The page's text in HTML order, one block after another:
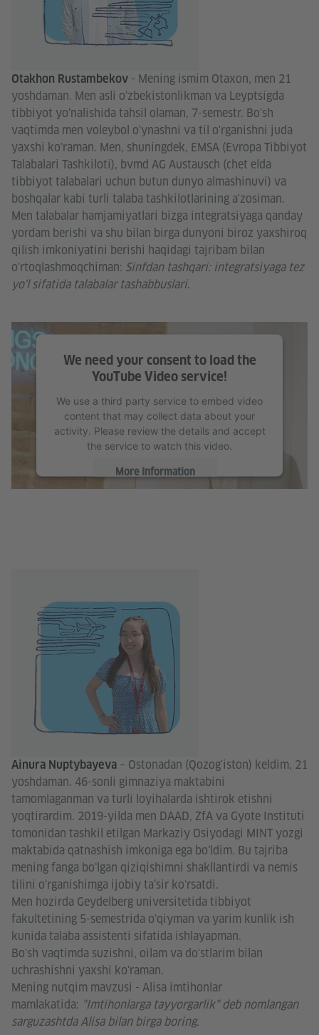
Otakhon Rustambekov - Mening ismim Otaxon, men 21
yoshdaman. Men asli o‘zbekistonlikman va Leyptsigda
tibbiyot yo‘nalishida tahsil olaman, 7-semestr. Bo'sh
vaqtimda men voleybol o'ynashni va til o'rganishni juda
yaxshi ko'raman. Men, shuningdek, EMSA (Evropa Tibbiyot
Talabalari Tashkiloti), bvmd AG Austausch (chet elda
tibbiyot talabalari uchun butun dunyo almashinuvi) va
boshqalar kabi turli talaba tashkilotlarining a'zosiman.
Men talabalar hamjamiyatlari bizga integratsiyaga qanday
yordam berishi va shu bilan birga dunyoni biroz yaxshiroq
qilish imkoniyatini berishi haqidagi tajribam bilan
o'rtoqlashmoqchiman: Sinfdan tashqari: integratsiyaga tez
yo'l sifatida talabalar tashabbuslari.
We need your consent to load the
YouTube Video service!
We use a third party service to embed video
content that may collect data about your
activity. Please review the details and accept
the service to watch this video.
More Information
Ainura Nuptybayeva – Ostonadan (Qozog'iston) keldim, 21
yoshdaman. 46-sonli gimnaziya maktabini
tamomlaganman va turli loyihalarda ishtirok etishni
yoqtirardim. 2019-yilda men DAAD, ZfA va Gyote Instituti
tomonidan tashkil etilgan Markaziy Osiyodagi MINT yozgi
maktabida qatnashish imkoniga ega bo‘ldim. Bu tajriba
mening fanga bo‘lgan qiziqishimni shakllantirdi va nemis
tilini o‘rganishimga ijobiy ta’sir ko‘rsatdi.
Men hozirda Geydelberg universitetida tibbiyot
fakultetining 5-semestrida o'qiyman va yarim kunlik ish
kunida talaba assistenti sifatida ishlayapman.
Bo'sh vaqtimda suzishni, oilam va do'stlarim bilan
uchrashishni yaxshi ko'raman.
Mening nutqim mavzusi - Alisa imtihonlar
mamlakatida: "Imtihonlarga tayyorgarlik" deb nomlangan
sarguzashtda Alisa bilan birga boring.